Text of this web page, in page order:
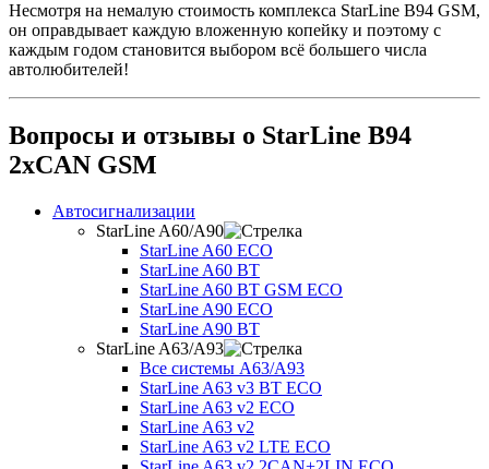
Несмотря на немалую стоимость комплекса StarLine B94 GSM,
он оправдывает каждую вложенную копейку и поэтому с
каждым годом становится выбором всё большего числа
автолюбителей!
Вопросы и отзывы о StarLine B94
2xCAN GSM
Автосигнализации
StarLine A60/A90
StarLine A60 ECO
StarLine A60 BT
StarLine A60 BT GSM ECO
StarLine A90 ECO
StarLine A90 BT
StarLine A63/A93
Все системы A63/A93
StarLine A63 v3 BT ECO
StarLine A63 v2 ECO
StarLine A63 v2
StarLine A63 v2 LTE ECO